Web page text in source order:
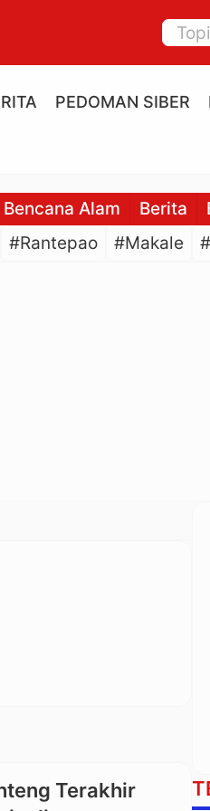
PEDOMAN SIBER
Bencana Alam Berita
#Rantepao #Makale
Terakhir